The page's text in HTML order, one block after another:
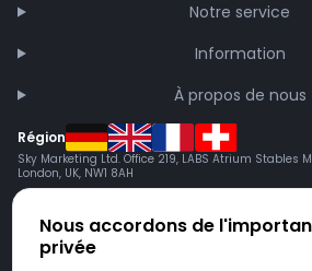
Notre service
Information
À propos de nous
Région
Sky Marketing Ltd. Office 219, LABS Atrium Stables
London, UK, NW1 8AH
Nous accordons de
privée